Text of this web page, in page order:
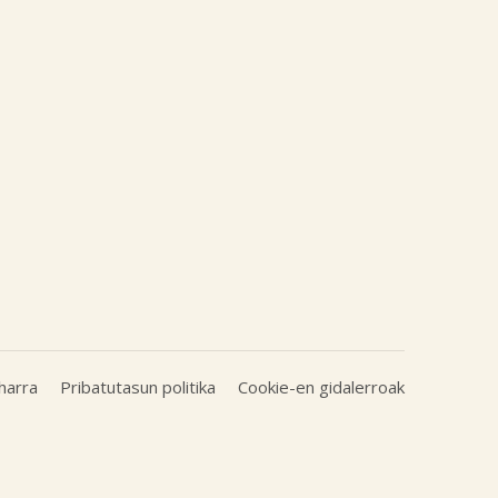
Pribatutasun politika Cookie-en gidalerroak